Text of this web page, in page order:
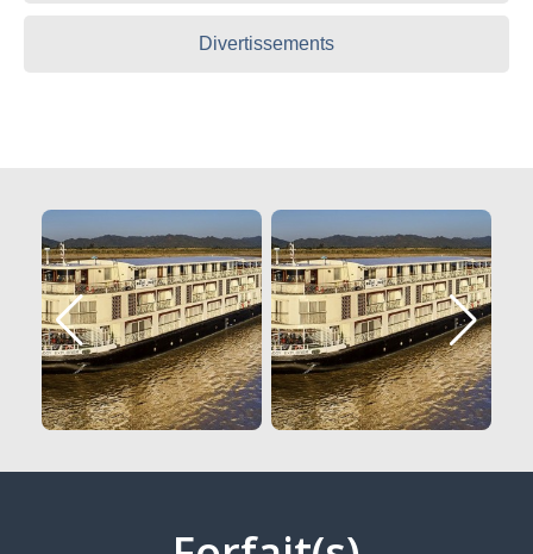
Divertissements